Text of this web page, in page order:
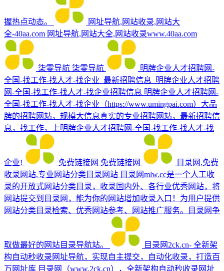
握热点动态。
网址导航,网站收录,网站大
全-40aa.com 网址导航,网站大全,网站收录www.40aa.com
柒零导航 柒零导航
明牌企业人才招聘网-
全国-找工作-找人才-找企业_最新招聘信息_明牌企业人才招聘
网-全国-找工作-找人才-找企业招聘信息 明牌企业人才招聘网-
全国-找工作-找人才-找企业（https://www.umingpai.com）大品
牌的招聘网站，规模大信息真实的专业招聘网站，最新招聘信
息，找工作，上明牌企业人才招聘网-全国-找工作-找人才-找
企业! 免费链接网 免费链接网
目录网,免费
收录网站,专业网站分类目录网站 目录网mlw.cc是一个人工收
录的开放式网站分类目录，收录国内外、各行业优秀网站，将
网站提交到目录网，能为你的网站增加收录入口！为用户提供
网站分类目录检索、优秀网站参考、网站推广服务。目录网争
取做最好的网站目录导航站。
目录网2ck.cn- 全新架
构自动秒收录网址导航，实现自主提交，自动化收录，打造百
万网址库 目录网（www.2ck.cn），全新架构自动秒收录网址